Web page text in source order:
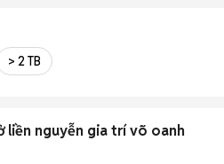
> 2 TB
mới dọn vào ở liền nguyễn gia trí võ oanh